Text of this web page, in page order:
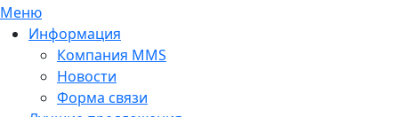
Меню
Информация
Компания MMS
Новости
Форма связи